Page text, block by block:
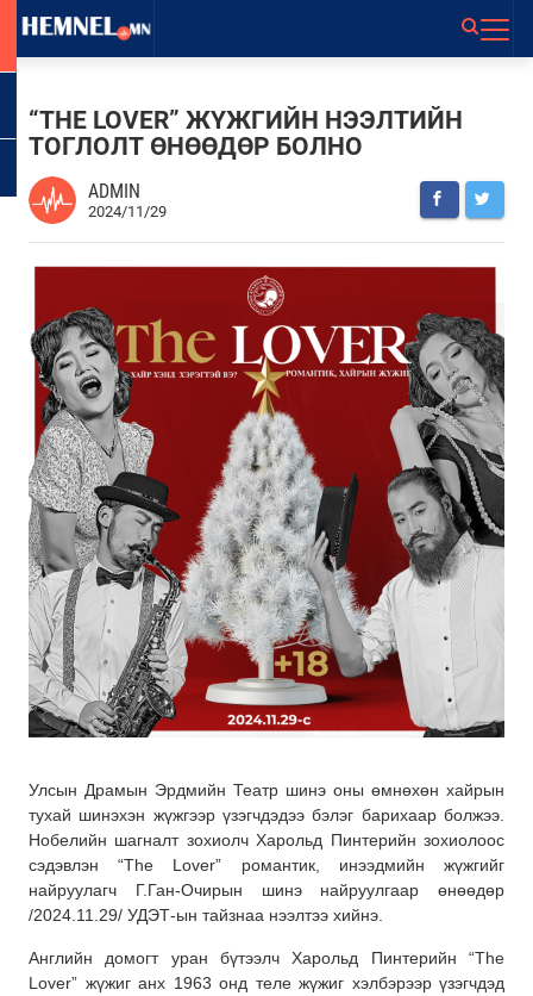
“THE LOVER” ЖҮЖГИЙН НЭЭЛТИЙН
ТОГЛОЛТ ӨНӨӨДӨР БОЛНО
ADMIN
2024/11/29
Улсын Драмын Эрдмийн Театр шинэ оны өмнөхөн хайрын
тухай шинэхэн жүжгээр үзэгчдэдээ бэлэг барихаар болжээ.
Нобелийн шагналт зохиолч Харольд Пинтерийн зохиолоос
сэдэвлэн “The Lover” романтик, инээдмийн жүжгийг
найруулагч Г.Ган-Очирын шинэ найруулгаар өнөөдөр
/2024.11.29/ УДЭТ-ын тайзнаа нээлтээ хийнэ.
Английн домогт уран бүтээлч Харольд Пинтерийн “The
Lover” жүжиг анх 1963 онд теле жүжиг хэлбэрээр үзэгчдэд